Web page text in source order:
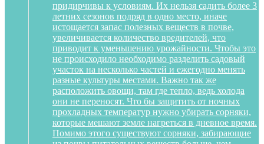
придирчивы к условиям. Их нельзя садить более 3
летних сезонов подряд в одно место, иначе
истощается запас полезных веществ в почве,
увеличивается количество вредителей, что
приводит к уменьшению урожайности. Чтобы это
не происходило необходимо разделить садовый
участок на несколько частей и ежегодно менять
разные культуры местами. Важно так же
расположить овощи, там где тепло, ведь холода
они не переносят. Что бы защитить от ночных
прохладных температур нужно убирать сорняки,
которые мешают земле нагреться в дневное время.
Помимо этого существуют сорняки, забирающие